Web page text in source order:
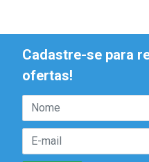
Cadastre-se para
ofertas!